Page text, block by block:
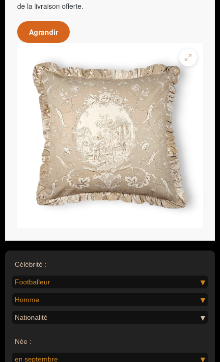
de la livraison offerte.
Agrandir
Célébrité :
Footballeur
Homme
Nationalité
Née :
en septembre